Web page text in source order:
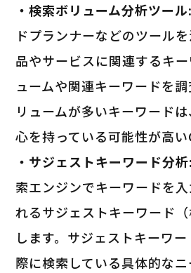
・検索ボリューム分析ツール:
ドプランナーなどのツール
品やサービスに関連するキ
ュームや関連キーワードを
リュームが多いキーワード
心を持っている可能性が高い
・サジェストキーワード分析:
索エンジンでキーワードを
れるサジェストキーワード
します。サジェストキーワ
際に検索している具体的な